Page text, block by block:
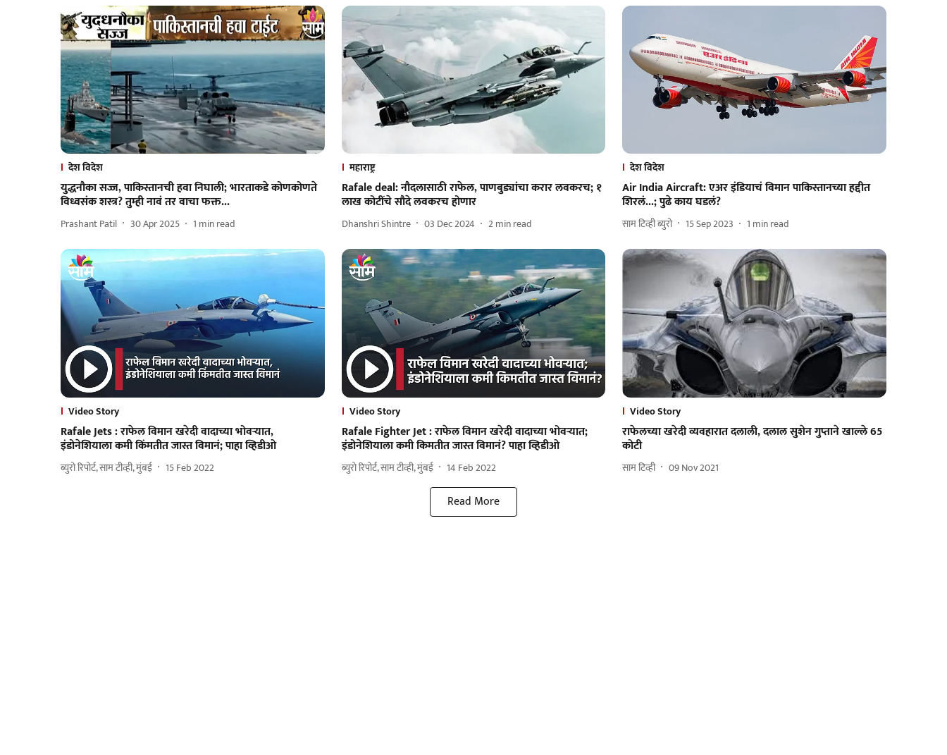
देश विदेश
युद्धनौका सज्ज, पाकिस्तानची हवा निघाली; भारताकडे कोणकोणते
विध्वसंक शस्त्र? तुम्ही नावं तर वाचा फक्त...
Prashant Patil 30 Apr 2025 1 min read
महाराष्ट्र
Rafale deal: नौदलासाठी राफेल, पाणबुड्यांचा करार लवकरच; १
लाख कोटींचे सौदे लवकरच होणार
Dhanshri Shintre 03 Dec 2024 2min read
देश विदेश
Air India Aircraft: एअर इंडियाचं विमान पाकिस्तानच्या हद्दीत
शिरलं...; पुढे काय घडलं?
साम टिव्ही ब्युरो 15 Sep 2023 1 min read
Video Story
Rafale Jets : राफेल विमान खरेदी वादाच्या भोवऱ्यात,
इंडोनेशियाला कमी किंमतीत जास्त विमानं; पाहा व्हिडीओ
ब्युरो रिपोर्ट, साम टीव्ही, मुंबई 15 Feb 2022
Video Story
Rafale Fighter Jet : राफेल विमान खरेदी वादाच्या भोवऱ्यात;
इंडोनेशियाला कमी किमतीत जास्त विमानं? पाहा व्हिडीओ
ब्युरो रिपोर्ट, साम टीव्ही, मुंबई 14 Feb 2022
Video Story
राफेलच्या खरेदी व्यवहारात दलाली, दलाल सुशेन गुप्ताने खाल्ले 65
कोटी
साम टिव्ही 09 Nov 2021
Read More